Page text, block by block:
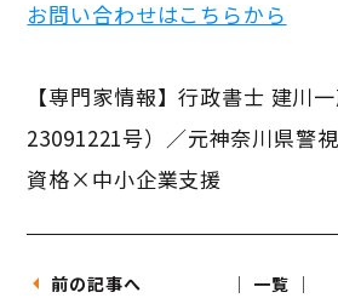
お問い合わせはこちらから
【専門家情報】行政書士 建川
23091221号）／元神奈川県警
資格×中小企業支援
前の記事へ │ 一覧 │